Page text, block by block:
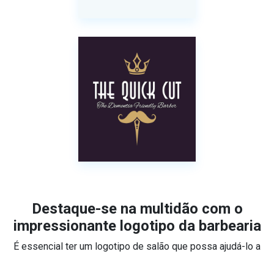
Destaque-se na multidão com o
impressionante logotipo da barbearia
É essencial ter um logotipo de salão que possa ajudá-lo a